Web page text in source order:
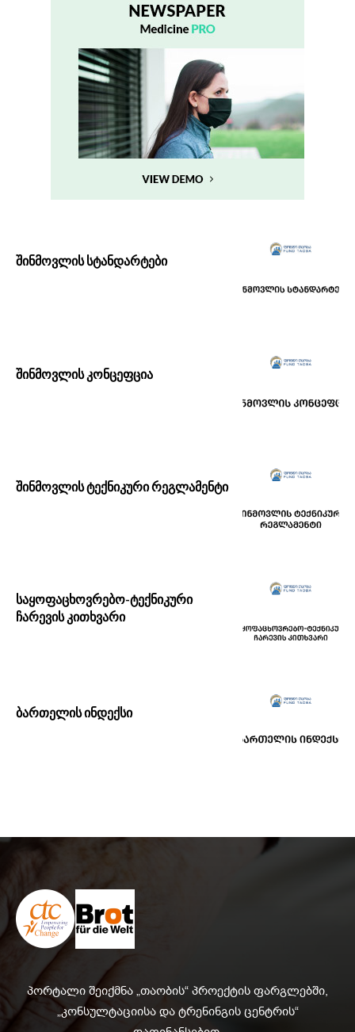
შინმოვლის სტანდარტები
შინმოვლის კონცეფცია
შინმოვლის ტექნიკური რეგლამენტი
საყოფაცხოვრებო-ტექნიკური
ჩარევის კითხვარი
ბართელის ინდექსი
პორტალი შეიქმნა „თაობის“ პროექტის ფარგლებში,
„კონსულტაციისა და ტრენინგის ცენტრის“